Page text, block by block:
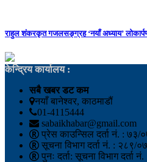
राहुल शंकरकृत गजलसङ्ग्रह ‘नयाँ अध्याय’
केन्द्रिय कार्यालय :
सबै खबर डट कम
नयाँ बानेश्वर, काठमाडौं
01-4115444
sabaikhabar@gmail.com
प्रेस काउन्सिल दर्ता नं. : ७३/
सूचना विभाग दर्ता नं. : २८९/
पुनः दर्ता: सूचना विभाग